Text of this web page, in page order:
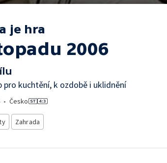
je hra
2006
pro kuchtění, k ozdobě i uklidnění
• Česko
Zahrada